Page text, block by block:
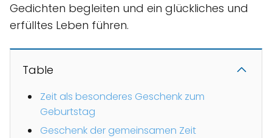
Gedichten begleiten und ein glückliches und
erfülltes Leben führen.
Table
Zeit als besonderes Geschenk zum
Geburtstag
Geschenk der gemeinsamen Zeit